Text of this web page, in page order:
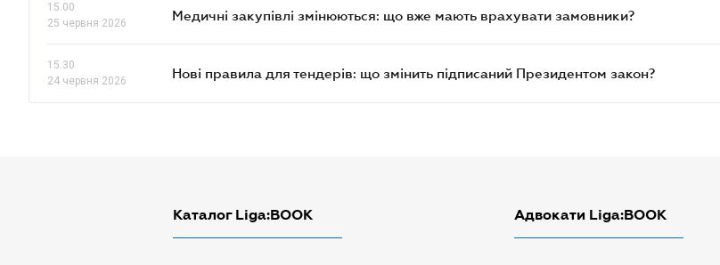
15.00
25 червня 2026
Медичні закупівлі змінюються: що вже мають врахувати замовники?
15.30
24 червня 2026
Нові правила для тендерів: що змінить підписаний Президентом закон?
Каталог Liga:BOOK Адвокати Liga:BOOK